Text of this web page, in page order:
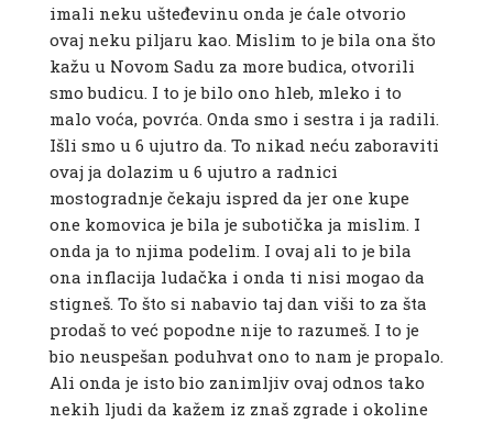
imali neku ušteđevinu onda je ćale otvorio
ovaj neku piljaru kao. Mislim to je bila ona što
kažu u Novom Sadu za more budica, otvorili
smo budicu. I to je bilo ono hleb, mleko i to
malo voća, povrća. Onda smo i sestra i ja radili.
Išli smo u 6 ujutro da. To nikad neću zaboraviti
ovaj ja dolazim u 6 ujutro a radnici
mostogradnje čekaju ispred da jer one kupe
one komovica je bila je subotička ja mislim. I
onda ja to njima podelim. I ovaj ali to je bila
ona inflacija ludačka i onda ti nisi mogao da
stigneš. To što si nabavio taj dan viši to za šta
prodaš to već popodne nije to razumeš. I to je
bio neuspešan poduhvat ono to nam je propalo.
Ali onda je isto bio zanimljiv ovaj odnos tako
nekih ljudi da kažem iz znaš zgrade i okoline